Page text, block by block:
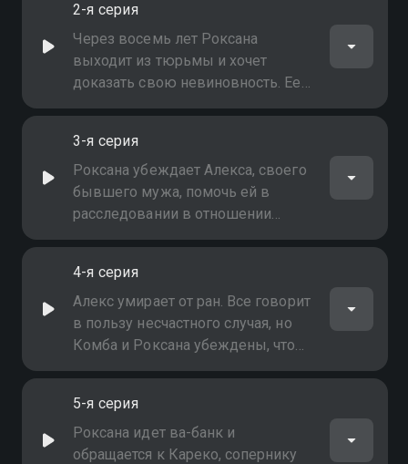
мужчины. Запаниковав, она
уничтожает следы своего
пребывания и убегает
2-я серия
Через восемь лет Роксана
выходит из тюрьмы и хочет
доказать свою невиновность. Ее
бывший муж начал новую жизнь
дочерью влиятельного
бизнесмена Франсуа Ортиза. Ее
дочь Альма отказывается с ней
встречаться
3-я серия
Роксана убеждает Алекса, своего
бывшего мужа, помочь ей в
расследовании в отношении
семьи Ортиз. След приводит ее в
которые использовались для
контрабанды предметов
искусства
4-я серия
Алекс умирает от ран. Все говорит
в пользу несчастного случая, но
Комба и Роксана убеждены, что
речь идет об убийстве. Для
доказательство: письмо,
доказывающее невиновность
Роксаны и причастность члена
5-я серия
Роксана идет ва-банк и
обращается к Кареко, сопернику